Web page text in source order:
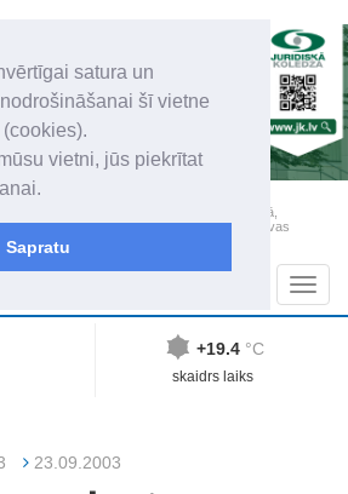
satura un
šī vietne
vietni, jūs piekrītat
Sapratu
un krievu valodās visā Dienvidlatgalē un Sēlijā,
aptver Daugavpils valstspilsētu, Augšdaugavas
un pilsētas.
+19.4 °C
skaidrs laiks
23.09.2003